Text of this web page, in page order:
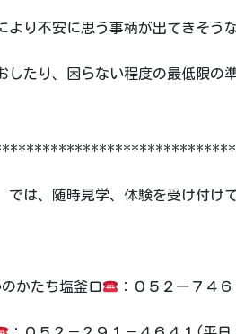
より不安に思う事柄が出てきそう
したり、困らない程度の最低限の
は、随時見学、体験を受け付けて
かたち塩釜口 ：０５２ー７４